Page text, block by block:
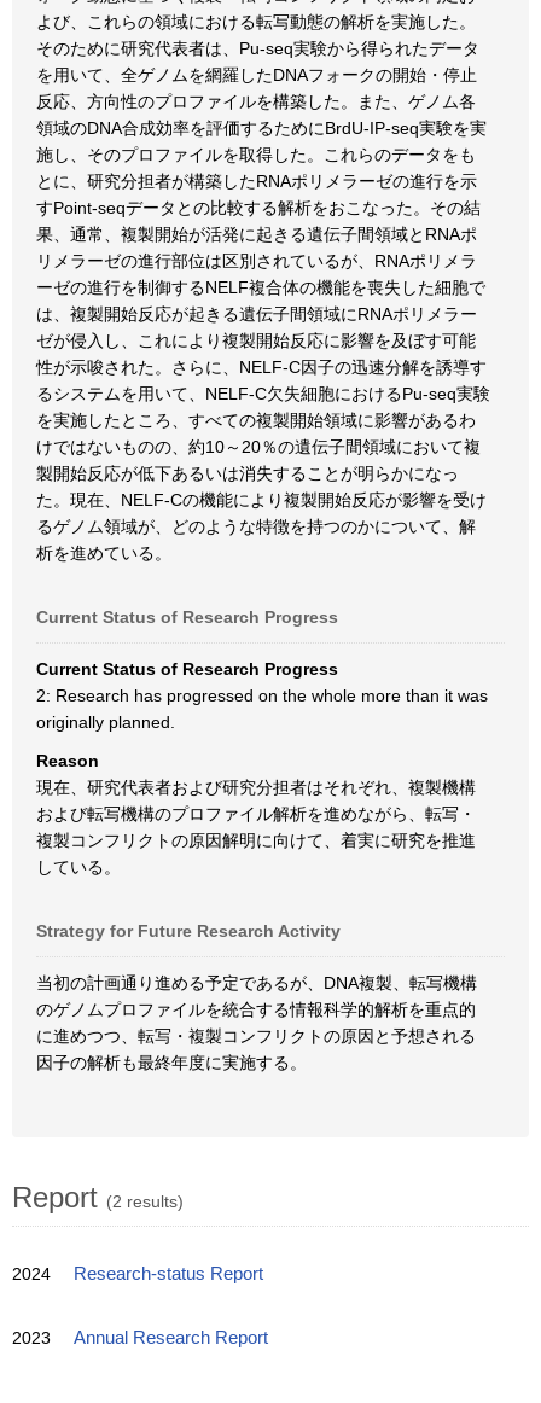
よび、これらの領域における転写動態の解析を実施した。
そのために研究代表者は、Pu-seq実験から得られたデータ
を用いて、全ゲノムを網羅したDNAフォークの開始・停止
反応、方向性のプロファイルを構築した。また、ゲノム各
領域のDNA合成効率を評価するためにBrdU-IP-seq実験を実
施し、そのプロファイルを取得した。これらのデータをも
とに、研究分担者が構築したRNAポリメラーゼの進行を示
すPoint-seqデータとの比較する解析をおこなった。その結
果、通常、複製開始が活発に起きる遺伝子間領域とRNAポ
リメラーゼの進行部位は区別されているが、RNAポリメラ
ーゼの進行を制御するNELF複合体の機能を喪失した細胞で
は、複製開始反応が起きる遺伝子間領域にRNAポリメラー
ゼが侵入し、これにより複製開始反応に影響を及ぼす可能
性が示唆された。さらに、NELF-C因子の迅速分解を誘導す
るシステムを用いて、NELF-C欠失細胞におけるPu-seq実験
を実施したところ、すべての複製開始領域に影響があるわ
けではないものの、約10～20％の遺伝子間領域において複
製開始反応が低下あるいは消失することが明らかになっ
た。現在、NELF-Cの機能により複製開始反応が影響を受け
るゲノム領域が、どのような特徴を持つのかについて、解
析を進めている。
Current Status of Research Progress
Current Status of Research Progress
2: Research has progressed on the whole more than it was
originally planned.
Reason
現在、研究代表者および研究分担者はそれぞれ、複製機構
および転写機構のプロファイル解析を進めながら、転写・
複製コンフリクトの原因解明に向けて、着実に研究を推進
している。
Strategy for Future Research Activity
当初の計画通り進める予定であるが、DNA複製、転写機構
のゲノムプロファイルを統合する情報科学的解析を重点的
に進めつつ、転写・複製コンフリクトの原因と予想される
因子の解析も最終年度に実施する。
Report (2 results)
2024 Research-status Report
2023 Annual Research Report